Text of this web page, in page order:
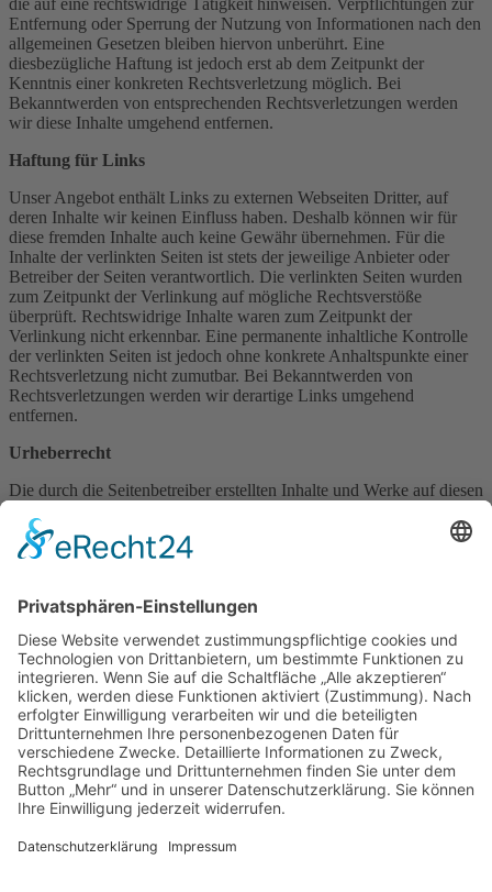
Entfernung oder Sperrung der Nutzung von Informationen nach den
allgemeinen Gesetzen bleiben hiervon unberührt. Eine
diesbezügliche Haftung ist jedoch erst ab dem Zeitpunkt der
Kenntnis einer konkreten Rechtsverletzung möglich. Bei
Bekanntwerden von entsprechenden Rechtsverletzungen werden
wir diese Inhalte umgehend entfernen.
Haftung für Links
Unser Angebot enthält Links zu externen Webseiten Dritter, auf
deren Inhalte wir keinen Einfluss haben. Deshalb können wir für
diese fremden Inhalte auch keine Gewähr übernehmen. Für die
Inhalte der verlinkten Seiten ist stets der jeweilige Anbieter oder
Betreiber der Seiten verantwortlich. Die verlinkten Seiten wurden
zum Zeitpunkt der Verlinkung auf mögliche Rechtsverstöße
überprüft. Rechtswidrige Inhalte waren zum Zeitpunkt der
Verlinkung nicht erkennbar. Eine permanente inhaltliche Kontrolle
der verlinkten Seiten ist jedoch ohne konkrete Anhaltspunkte einer
Rechtsverletzung nicht zumutbar. Bei Bekanntwerden von
Rechtsverletzungen werden wir derartige Links umgehend
entfernen.
Urheberrecht
Die durch die Seitenbetreiber erstellten Inhalte und Werke auf diesen
Vervielfältigung, Bearbeitung, Verbreitung und jede Art der
Verwertung außerhalb der Grenzen des Urheberrechtes bedürfen der
kommerziellen Gebrauch gestattet. Soweit die Inhalte auf dieser
Dritter beachtet. Insbesondere werden Inhalte Dritter als solche
gekennzeichnet. Sollten Sie trotzdem auf eine
Urheberrechtsverletzung aufmerksam werden, bitten wir um einen
entsprechenden Hinweis. Bei Bekanntwerden von
Rechtsverletzungen werden wir derartige Inhalte umgehend
entfernen.
Quellverweis:eRecht24
Aktuelle Seite:
Home